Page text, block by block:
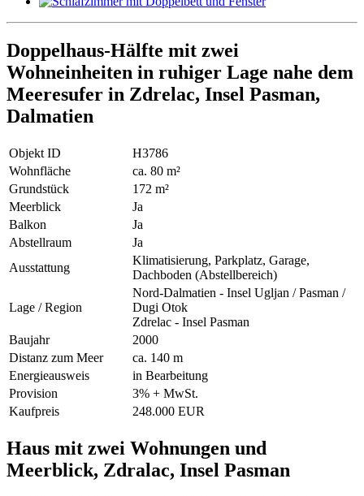
Doppelhaus-Hälfte mit zwei
Wohneinheiten in ruhiger Lage nahe dem
Meeresufer in Zdrelac, Insel Pasman,
Dalmatien
Objekt ID
H3786
Wohnfläche
ca. 80 m²
Grundstück
172 m²
Meerblick
Ja
Balkon
Ja
Abstellraum
Ja
Ausstattung
Klimatisierung, Parkplatz, Garage,
Dachboden (Abstellbereich)
Lage / Region
Nord-Dalmatien - Insel Ugljan / Pasman /
Dugi Otok
Zdrelac - Insel Pasman
Baujahr
2000
Distanz zum Meer
ca. 140 m
Energieausweis
in Bearbeitung
Provision
3% + MwSt.
Kaufpreis
248.000 EUR
Haus mit zwei Wohnungen und
Meerblick, Zdralac, Insel Pasman